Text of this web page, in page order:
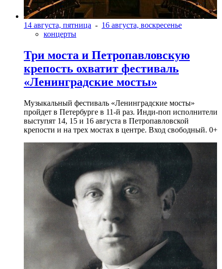
14 августа, пятница - 16 августа, воскресенье
концерты
Три моста и Петропавловскую
крепость охватит фестиваль
«Ленинградские мосты»
Музыкальный фестиваль «Ленинградские мосты»
пройдет в Петербурге в 11-й раз. Инди-поп исполнители
выступят 14, 15 и 16 августа в Петропавловской
крепости и на трех мостах в центре. Вход свободный. 0+